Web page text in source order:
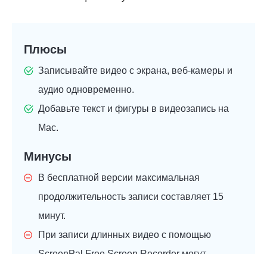
Плюсы
Записывайте видео с экрана, веб-камеры и
аудио одновременно.
Добавьте текст и фигуры в видеозапись на
Mac.
Минусы
В бесплатной версии максимальная
продолжительность записи составляет 15
минут.
При записи длинных видео с помощью